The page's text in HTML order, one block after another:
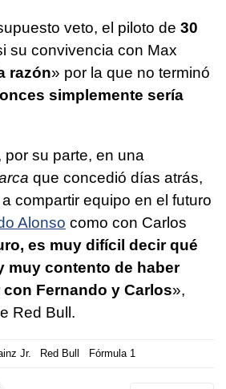
veto, el piloto de 30
su convivencia con Max
razón» por la que no terminó
simplemente sería
por su parte, en una
que concedió días atrás,
compartir equipo en el futuro
Alonso como con Carlos
es muy difícil decir qué
muy contento de haber
Fernando y Carlos»,
Red Bull.
Jr. Red Bull Fórmula 1